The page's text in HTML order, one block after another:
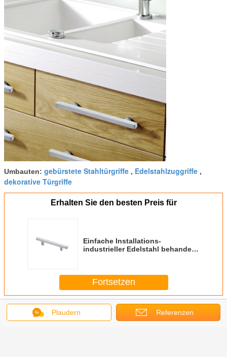
Umbauten: gebürstete Stahltürgriffe , Edelstahlzuggriffe ,
dekorative Türgriffe
Erhalten Sie den besten Preis für
Einfache Installations-
industrieller Edelstahl behandelt
Fortsetzen
Edelstahl-Griffe
Plaudern Referenzen